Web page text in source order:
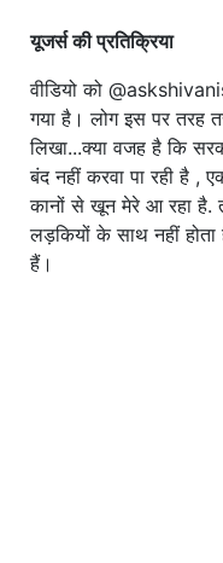
यूजर्स की प्रतिक्रिया
वीडियो को
गया है। लोग इस पर तरह
लिखा...क्या वजह है कि
बंद नहीं करवा पा रही है
कानों से खून मेरे आ रहा है.
लड़कियों के साथ नहीं होता
हैं।